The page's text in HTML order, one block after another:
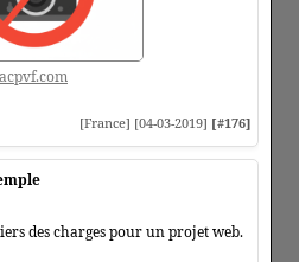
acpvf.com
[France] [04-03-2019] [#176]
des charges pour un projet web.